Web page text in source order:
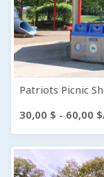
Patriots Picnic
30,00 $ - 60,00